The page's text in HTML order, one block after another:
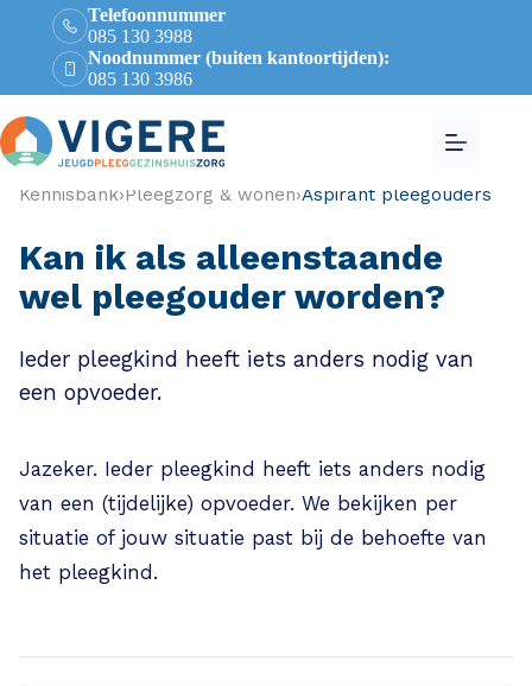
Telefoonnummer
085 130 3988
Noodnummer (buiten kantoortijden):
085 130 3986
Kennisbank›Pleegzorg & wonen›Aspirant pleegouders
Kan ik als alleenstaande
wel pleegouder worden?
Ieder pleegkind heeft iets anders nodig van
een opvoeder.
Jazeker. Ieder pleegkind heeft iets anders nodig
van een (tijdelijke) opvoeder. We bekijken per
situatie of jouw situatie past bij de behoefte van
het pleegkind.